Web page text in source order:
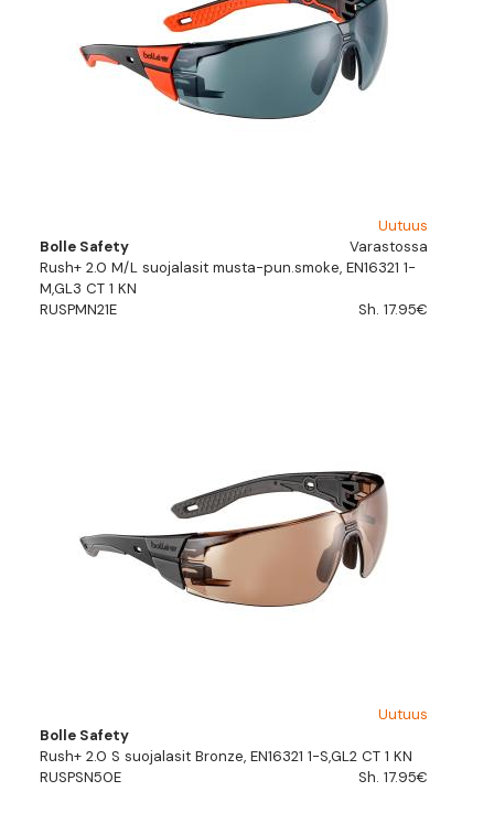
Uutuus
Bolle Safety
Varastossa
Rush+ 2.0 M/L suojalasit musta-pun.smoke, EN16321 1-
M,GL3 CT 1 KN
RUSPMN21E
Sh. 17.95€
Uutuus
Bolle Safety
Rush+ 2.0 S suojalasit Bronze, EN16321 1-S,GL2 CT 1 KN
RUSPSN50E
Sh. 17.95€